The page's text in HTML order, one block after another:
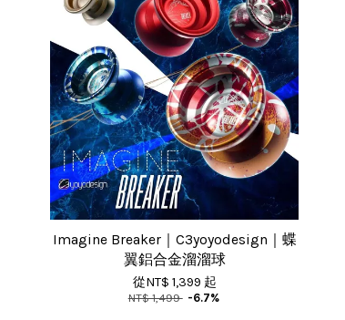
Imagine Breaker｜C3yoyodesign｜蝶
翼鋁合金溜溜球
從NT$ 1,399 起
NT$ 1,499 -6.7%